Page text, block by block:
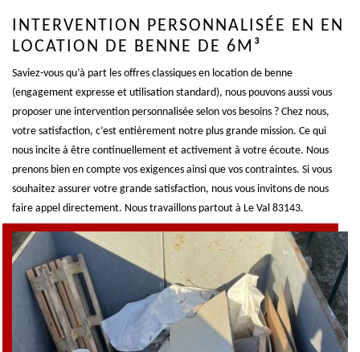
INTERVENTION PERSONNALISÉE EN EN
LOCATION DE BENNE DE 6M³
Saviez-vous qu’à part les offres classiques en location de benne
(engagement expresse et utilisation standard), nous pouvons aussi vous
proposer une intervention personnalisée selon vos besoins ? Chez nous,
votre satisfaction, c’est entièrement notre plus grande mission. Ce qui
nous incite à être continuellement et activement à votre écoute. Nous
prenons bien en compte vos exigences ainsi que vos contraintes. Si vous
souhaitez assurer votre grande satisfaction, nous vous invitons de nous
faire appel directement. Nous travaillons partout à Le Val 83143.